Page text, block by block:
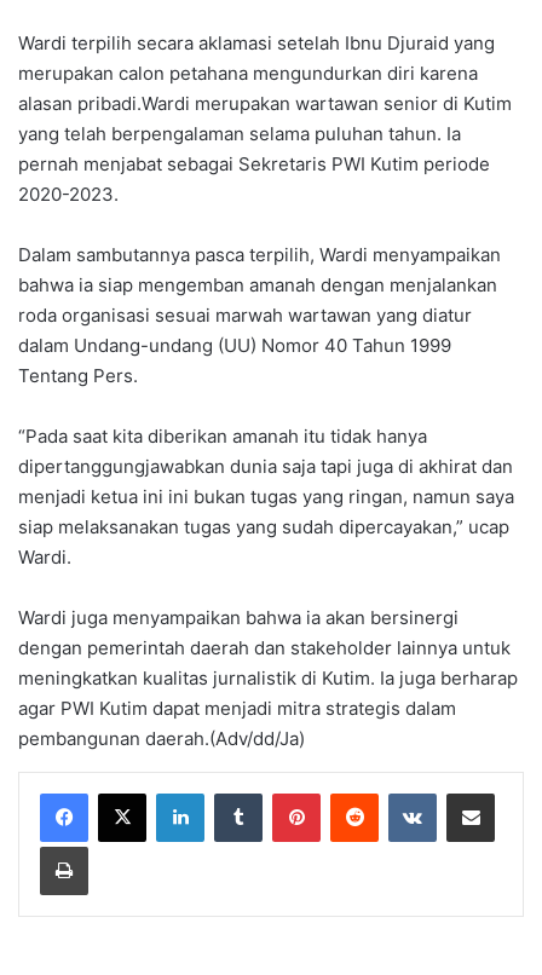
Wardi terpilih secara aklamasi setelah Ibnu Djuraid yang
merupakan calon petahana mengundurkan diri karena
alasan pribadi.Wardi merupakan wartawan senior di Kutim
yang telah berpengalaman selama puluhan tahun. Ia
pernah menjabat sebagai Sekretaris PWI Kutim periode
2020-2023.
Dalam sambutannya pasca terpilih, Wardi menyampaikan
bahwa ia siap mengemban amanah dengan menjalankan
roda organisasi sesuai marwah wartawan yang diatur
dalam Undang-undang (UU) Nomor 40 Tahun 1999
Tentang Pers.
“Pada saat kita diberikan amanah itu tidak hanya
dipertanggungjawabkan dunia saja tapi juga di akhirat dan
menjadi ketua ini ini bukan tugas yang ringan, namun saya
siap melaksanakan tugas yang sudah dipercayakan,” ucap
Wardi.
Wardi juga menyampaikan bahwa ia akan bersinergi
dengan pemerintah daerah dan stakeholder lainnya untuk
meningkatkan kualitas jurnalistik di Kutim. Ia juga berharap
agar PWI Kutim dapat menjadi mitra strategis dalam
pembangunan daerah.(Adv/dd/Ja)
LinkedInTumblr PinterestReddit VKontakteShare via Email
Print